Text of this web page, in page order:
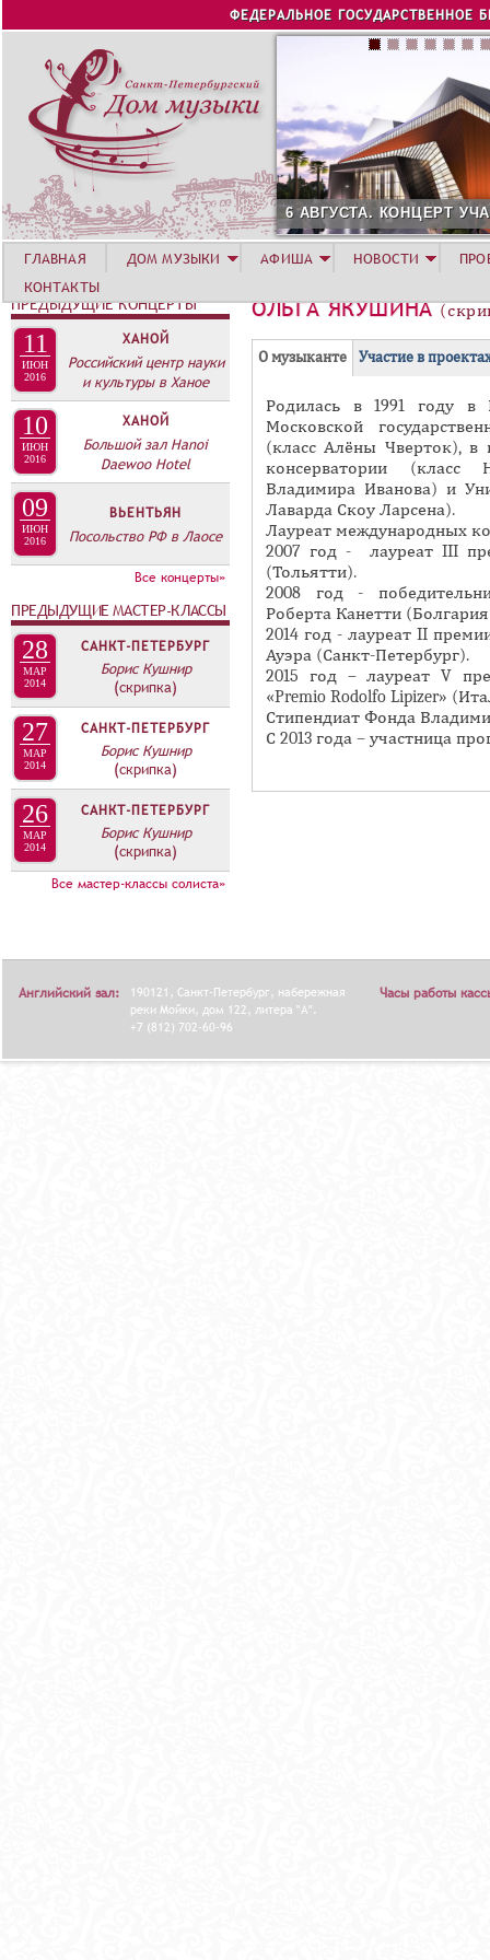
Jump to navigation
ФЕДЕРАЛЬНОЕ ГОСУДАРСТВЕННОЕ
6 АВГУСТА. КОНЦЕРТ
ОЛЬГА ЯКУШИНА
Г
П
Л
Д
О
Я
О музыканте(
а
к
т
и
в
н
а
я
к
л
а
д
к
а
Участие в
Родилась в 1991 году
Московской
(класс Алёны Чверток), в
консерватории (класс
Владимира Иванова) и
Лаварда Скоу Ларсена).
Лауреат международных
2007 год - лауреат III
(Тольятти).
2008 год -
Роберта Канетти
2014 год - лауреат II
Ауэра (Санкт-Петербург).
2015 год – лауреат V
«Premio Rodolfo Lipizer»
Стипендиат Фонда
С 2013 года – участница
ГЛАВНАЯ ДОМ МУЗЫКИ АФИША НОВОСТИ
КОНТАКТЫ
ПРЕДЫДУЩИЕ КОНЦЕРТЫ
11
ИЮН
2016
ХАНОЙ
Российский центр науки
и культуры в Ханое
10
ИЮН
2016
ХАНОЙ
Большой зал Hanoi
Daewoo Hotel
09
ИЮН
2016
ВЬЕНТЬЯН
Посольство РФ в Лаосе
Все концерты»
ПРЕДЫДУЩИЕ МАСТЕР-КЛАССЫ
28
МАР
2014
САНКТ-ПЕТЕРБУРГ
Борис Кушнир
(скрипка)
27
МАР
2014
САНКТ-ПЕТЕРБУРГ
Борис Кушнир
(скрипка)
26
МАР
2014
САНКТ-ПЕТЕРБУРГ
Борис Кушнир
(скрипка)
Все мастер-классы солиста»
Английский зал:
190121, Санкт-Петербург, набережная
реки Мойки, дом 122, литера "А".
+7 (812) 702-60-96
Часы работы